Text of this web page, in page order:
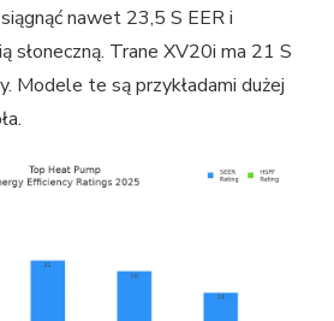
nawet 23,5 S EER i
słoneczną. Trane XV20i ma 21 S
Modele te są przykładami dużej